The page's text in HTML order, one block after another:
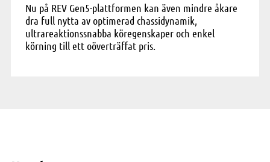
Nu på REV Gen5-plattformen kan även mindre åkare
dra full nytta av optimerad chassidynamik,
ultrareaktionssnabba köregenskaper och enkel
körning till ett oöverträffat pris.